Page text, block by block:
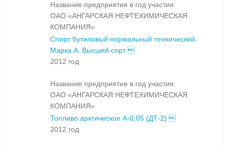
Название предприятия в год участия:
ОАО «АНГАРСКАЯ НЕФТЕХИМИЧЕСКАЯ
КОМПАНИЯ»
Спирт бутиловый нормальный технический.
Марка А. Высший сорт 
2012 год
Название предприятия в год участия:
ОАО «АНГАРСКАЯ НЕФТЕХИМИЧЕСКАЯ
КОМПАНИЯ»
Топливо арктическое А-0,05 (ДТ-2) 
2012 год